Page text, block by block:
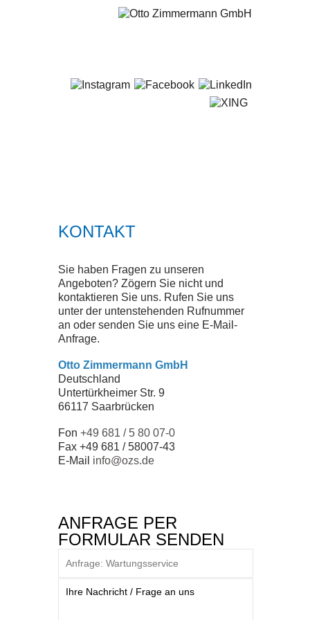
SMART SOLUTIONS
QUALITÄT
ZERTIFIKATE
SEMINARE
DOWNLOADS
UNTERNEHMEN
GESCHICHTE
KONTAKT
Sie haben Fragen zu unseren
Angeboten? Zögern Sie nicht und
kontaktieren Sie uns. Rufen Sie uns
unter der untenstehenden Rufnummer
an oder senden Sie uns eine E-Mail-
Anfrage.
Otto Zimmermann GmbH
Deutschland
Untertürkheimer Str. 9
66117 Saarbrücken
Fon +49 681 / 5 80 07-0
Fax +49 681 / 58007-43
E-Mail info@ozs.de
ANFRAGE PER
FORMULAR SENDEN